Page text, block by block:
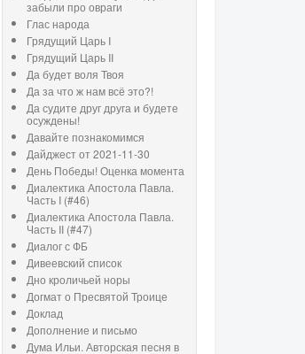
забыли про овраги
Глас народа
Грядущий Царь I
Грядущий Царь II
Да будет воля Твоя
Да за что ж нам всё это?!
Да судите друг друга и будете
осуждены!
Давайте познакомимся
Дайджест от 2021-11-30
День Победы! Оценка момента
Диалектика Апостола Павла.
Часть I (#46)
Диалектика Апостола Павла.
Часть II (#47)
Диалог с ФБ
Дивеевский список
Дно кроличьей норы
Догмат о Пресвятой Троице
Доклад
Дополнение и письмо
Дума Ильи. Авторская песня в